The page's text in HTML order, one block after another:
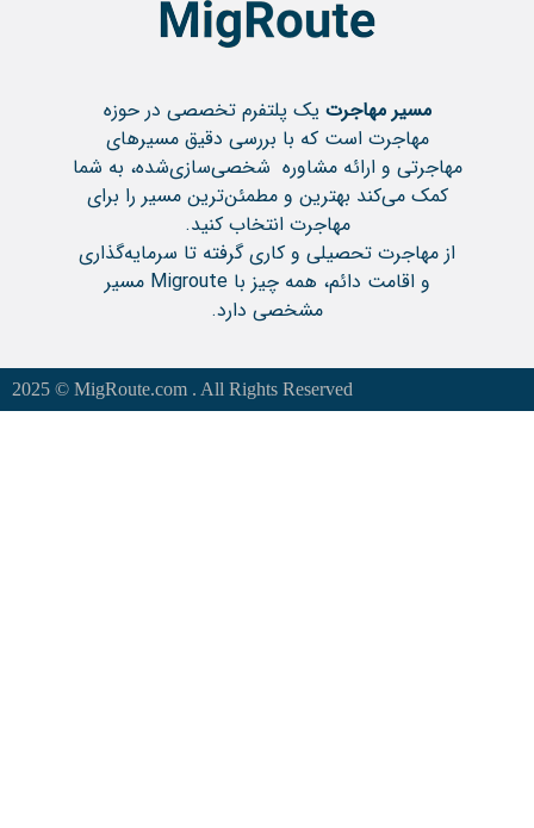
مسیر مهاجرتیک پلتفرم تخصصی در حوزه
مهاجرت است که با بررسی دقیق مسیرهای
مهاجرتی و ارائه مشاوره شخصی‌سازی‌شده، به شما
کمک می‌کند بهترین و مطمئن‌ترین مسیر را برای
مهاجرت انتخاب کنید.
از مهاجرت تحصیلی و کاری گرفته تا سرمایه‌گذاری
و اقامت دائم، همه چیز با Migroute مسیر
مشخصی دارد.
2025 © MigRoute.com . All Rights Reserved